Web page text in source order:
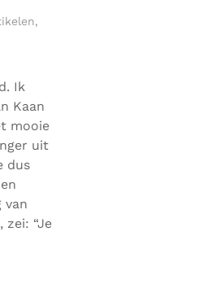
,
Ik
Kaan
mooie
uit
dus
van
“Je